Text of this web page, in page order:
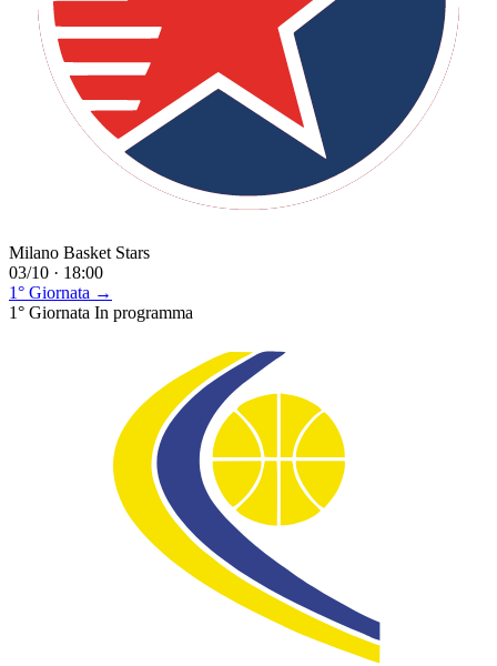
Milano Basket Stars
03/10 · 18:00
1° Giornata →
1° Giornata In programma